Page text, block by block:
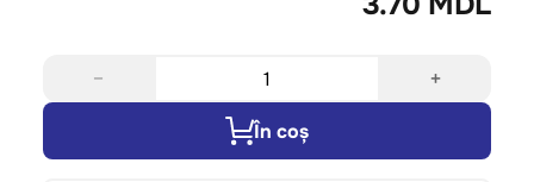
− +
În coș